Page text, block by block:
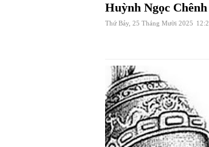
Huỳnh Ngọc
Thứ Bảy, 25 Tháng Mười 2025